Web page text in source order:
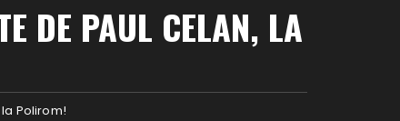
DE PAUL CELAN, LA
Polirom!